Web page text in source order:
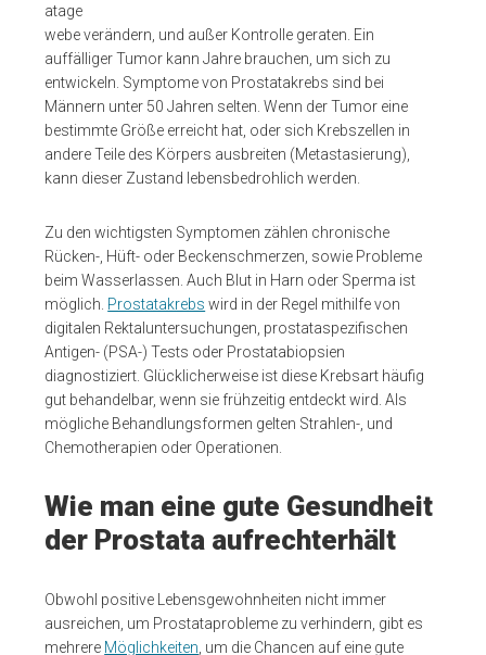
atage
webe verändern, und außer Kontrolle geraten. Ein
auffälliger Tumor kann Jahre brauchen, um sich zu
entwickeln. Symptome von Prostatakrebs sind bei
Männern unter 50 Jahren selten. Wenn der Tumor eine
bestimmte Größe erreicht hat, oder sich Krebszellen in
andere Teile des Körpers ausbreiten (Metastasierung),
kann dieser Zustand lebensbedrohlich werden.
Zu den wichtigsten Symptomen zählen chronische
Rücken-, Hüft- oder Beckenschmerzen, sowie Probleme
beim Wasserlassen. Auch Blut in Harn oder Sperma ist
möglich. Prostatakrebs wird in der Regel mithilfe von
digitalen Rektaluntersuchungen, prostataspezifischen
Antigen- (PSA-) Tests oder Prostatabiopsien
diagnostiziert. Glücklicherweise ist diese Krebsart häufig
gut behandelbar, wenn sie frühzeitig entdeckt wird. Als
mögliche Behandlungsformen gelten Strahlen-, und
Chemotherapien oder Operationen.
Wie man eine gute Gesundheit
der Prostata aufrechterhält
Obwohl positive Lebensgewohnheiten nicht immer
ausreichen, um Prostataprobleme zu verhindern, gibt es
mehrere Möglichkeiten , um die Chancen auf eine gute